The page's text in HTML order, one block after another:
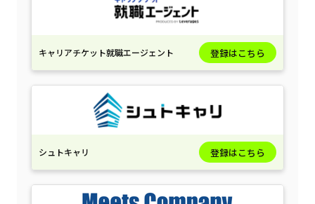
キャリアチケット就職エージェント 登録はこちら
シュトキャリ 登録はこちら